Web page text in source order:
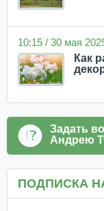
10:15 / 30 мая
Как
Задать
Андрею
ПОДПИСКА